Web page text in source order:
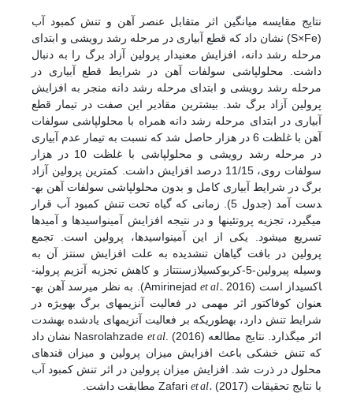
نتایج مقایسه میانگین اثر متقابل عنصر آهن و تنش کمبود آب
(S×Fe) نشان داد که قطع آبیاری در مرحله رشد رویشی و ابتدای
مرحله رشد دانه، افزایش معنی­دار پرولین آزاد برگ را به دنبال
داشت. محلول­پاشی سولفات آهن در شرایط قطع آبیاری در
مرحله رشد رویشی و ابتدای مرحله رشد دانه منجر به افزایش
پرولین آزاد برگ شد. بیش­ترین مقادیر این صفت در تیمار قطع
آبیاری در ابتدای مرحله رشد دانه همراه با محلول­پاشی سولفات
آهن با غلظت 6 در هزار حاصل شد که نسبت به تیمار عدم آبیاری
در مرحله رشد رویشی و محلول­پاشی با غلظت 10 در هزار
سولفات روی، 11/15 درصد افزایش داشت. کم­ترین پرولین آزاد
برگ در شرایط آبیاری کامل و بدون محلول­پاشی سولفات آهن به­
دست آمد (جدول 5). زمانی که گیاه تحت تنش کمبود آب قرار
می­گیرد، تجزیه پروتئین­ها و در نتیجه افزایش آمینواسید­ها و آمید­ها
تسریع می­شود. یکی از این آمینواسیدها، پرولین است. تجمع
پرولین در بافت گیاهان تنش­دیده به علت افزایش سنتز آن به
وسیله پیرولین-5-کربوکسیلازسنتتاز و کاهش تجزیه آنزیم پرولین­
اکسیداز است (Amirinejad
et al.,
2016). به نظر می­رسد آهن به­
عنوان کوفاکتور اثر مهمی در فعالیت آنزیم­های برگ به­ویژه در
شرایط تنش دارد، به­طوری­که بر فعالیت آنزیم­های یاد­شده به­شدت
اثر می­گذارد. نتایج مطالعه Nasrolahzade
et al
. (2016) نشان داد
که تنش خشکی باعث افزایش میزان پرولین و میزان قندهای
محلول در ذرت شد. افزایش میزان پرولین در اثر تنش کمبود آب
با نتایج تحقیقات Zafari
et al. (2017) مطابقت داشت.